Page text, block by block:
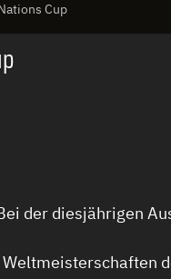
Cup
der diesjährigen